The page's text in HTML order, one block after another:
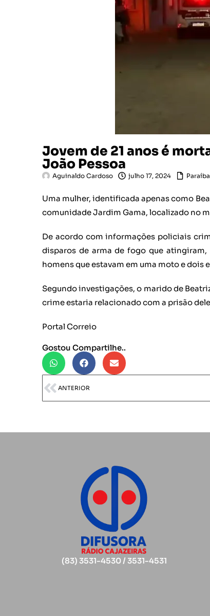
Jovem de 21 anos é
João Pessoa
Aguinaldo Cardoso julho 17, 2024 Paraíba
Uma mulher, identificada apenas como
comunidade Jardim Gama, localizado no
De acordo com informações policiais
disparos de arma de fogo que
homens que estavam em uma moto e dois
Segundo investigações, o marido de
crime estaria relacionado com a prisão
Portal Correio
Gostou Compartilhe..
ANTERIOR
(83) 3531-4530 / 3531-4531